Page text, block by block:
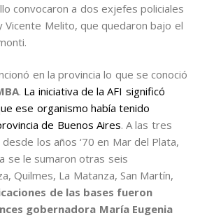
convocaron a dos exjefes policiales
Vicente Melito, que quedaron bajo el
en la provincia lo que se conoció
. La iniciativa de la AFI significó
ese organismo había tenido
de Buenos Aires. A las tres
los años ‘70 en Mar del Plata,
se le sumaron otras seis
Quilmes, La Matanza, San Martín,
de las bases fueron
gobernadora María Eugenia